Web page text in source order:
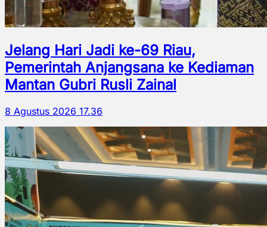
Jelang Hari Jadi ke-69 Riau,
Pemerintah Anjangsana ke Kediaman
Mantan Gubri Rusli Zainal
8 Agustus 2026 17.36